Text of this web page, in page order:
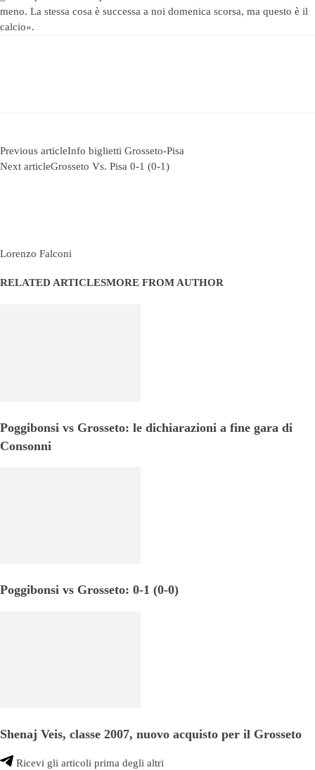
meno. La stessa cosa è successa a noi domenica scorsa, ma questo è il
calcio».
Previous articleInfo biglietti Grosseto-Pisa
Next articleGrosseto Vs. Pisa 0-1 (0-1)
Lorenzo Falconi
RELATED ARTICLESMORE FROM AUTHOR
Poggibonsi vs Grosseto: le dichiarazioni a fine gara di
Consonni
Poggibonsi vs Grosseto: 0-1 (0-0)
Shenaj Veis, classe 2007, nuovo acquisto per il Grosseto
Ricevi gli articoli prima degli altri